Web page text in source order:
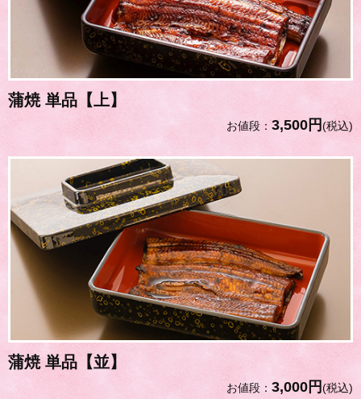
蒲焼 単品【上】
お値段： 3,500円(税込)
蒲焼 単品【並】
お値段： 3,000円(税込)